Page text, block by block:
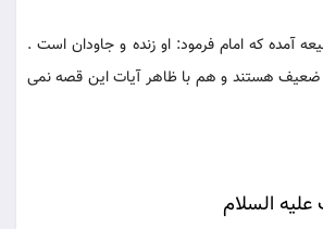
آمده كه امام فرمود: او زنده و جاودان است .
ضعيف هستند و هم با ظاهر آيات اين قصه نمی